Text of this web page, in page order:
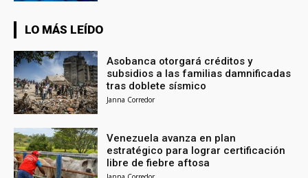
LO MÁS LEÍDO
Asobanca otorgará créditos y
subsidios a las familias damnificadas
tras doblete sísmico
Janna Corredor
Venezuela avanza en plan
estratégico para lograr certificación
libre de fiebre aftosa